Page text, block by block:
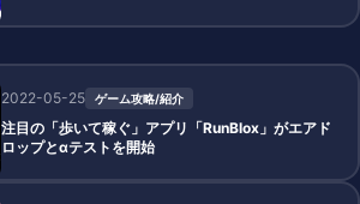
2022-05-25 ゲーム攻略/紹介
注目の「歩いて稼ぐ」アプリ「RunBlox」がエアド
ロップとαテストを開始